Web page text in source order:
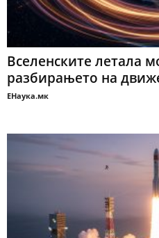
Вселенските летала
разбирањето на
ЕНаука.мк